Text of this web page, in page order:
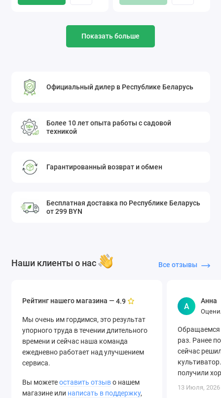
Показать больше
Официальный дилер в Республике Беларусь
Более 10 лет опыта работы с садовой
техникой
Гарантированный возврат и обмен
Бесплатная доставка по Республике Беларусь
от 299 BYN
Наши клиенты о нас Все отзывы
Рейтинг нашего магазина —4.9
Мы очень им гордимся, это результат
упорного труда в течении длительного
времени и сейчас наша команда
ежедневно работает над улучшением
сервиса.
Вы можетеоставить отзыво нашем
магазине или написать в поддержку,
А
Анна
Обращаемся
раз. Ранее
сейчас
получили
быструю
13 Июля, 2026